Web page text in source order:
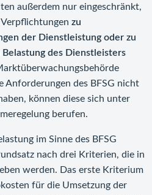
außerdem nur eingeschränkt,
zu
der Dienstleistung oder zu
des Dienstleisters
Anforderungen des BFSG nicht
können diese sich unter
berufen.
im Sinne des BFSG
nach drei Kriterien, die in
werden. Das erste Kriterium
für die Umsetzung der